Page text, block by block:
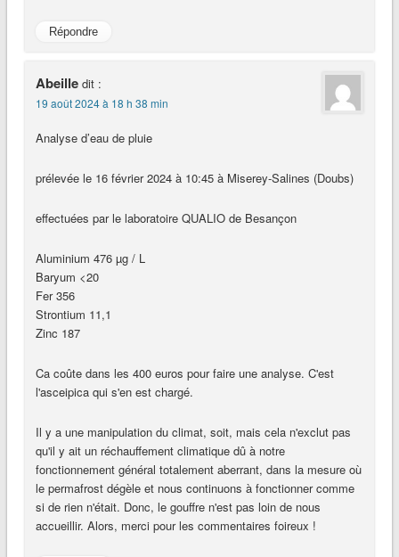
Répondre
Abeille dit :
19 août 2024 à 18 h 38 min
Analyse d’eau de pluie
prélevée le 16 février 2024 à 10:45 à Miserey-Salines (Doubs)
effectuées par le laboratoire QUALIO de Besançon
Aluminium 476 µg / L
Baryum <20
Fer 356
Strontium 11,1
Zinc 187
Ca coûte dans les 400 euros pour faire une analyse. C'est
l'asceipica qui s'en est chargé.
Il y a une manipulation du climat, soit, mais cela n'exclut pas
qu'il y ait un réchauffement climatique dû à notre
fonctionnement général totalement aberrant, dans la mesure où
le permafrost dégèle et nous continuons à fonctionner comme
si de rien n'était. Donc, le gouffre n'est pas loin de nous
accueillir. Alors, merci pour les commentaires foireux !